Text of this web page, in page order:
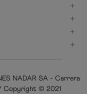
+
+
+
+
NADAR SA - Carrera
Copyright © 2021